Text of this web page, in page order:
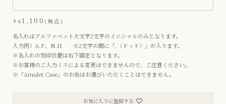
+ ¥ 1,100 税込
名入れはアルファベット大文字2文字のイニシャルのみとなります。
入力例）A.F、N.H ※2文字の間に「.（ドット）」が入ります。
※名入れの刻印位置は右下固定となります。
※お客様のご入力ミスによる変更はできませんので、ご注意ください。
※「Amulet Case」のお色はお選びいただくことはできません。
お気に入りに登録する